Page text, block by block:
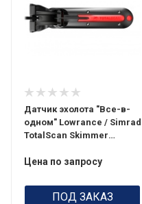
Датчик эхолота "Все-в-
одном" Lowrance / Simrad
TotalScan Skimmer
Цена по запросу
ПОД ЗАКАЗ